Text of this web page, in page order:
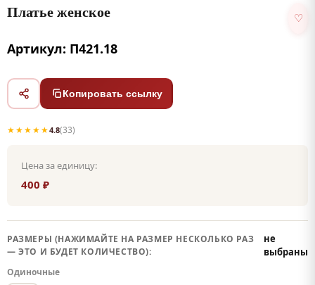
Платье женское ♡
Артикул: П421.18
Копировать ссылку
★★★★★4.8(33)
Цена за единицу:
400 ₽
РАЗМЕРЫ (НАЖИМАЙТЕ НА РАЗМЕР НЕСКОЛЬКО РАЗ
— ЭТО И БУДЕТ КОЛИЧЕСТВО):
не
выбраны
Одиночные